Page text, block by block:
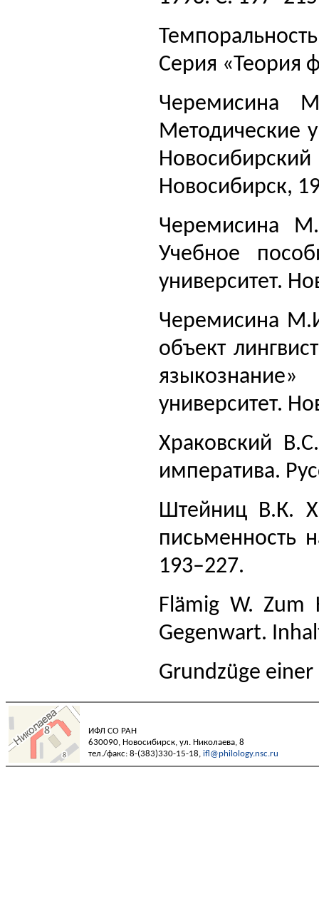
Серия «Теория
Черемисина
Методические
Новосибирск,
Черемисина
Учебное
университет.
Черемисина
объект
университет.
Храковский
императива.
Штейниц В.К.
письменность
193–227.
Flämig W. Zum
Gegenwart.
Grundzüge
ИФЛ СО РАН
630090, Новосибирск, ул. Николаева, 8
тел./факс: 8-(383)330-15-18, ifl@philology.nsc.ru